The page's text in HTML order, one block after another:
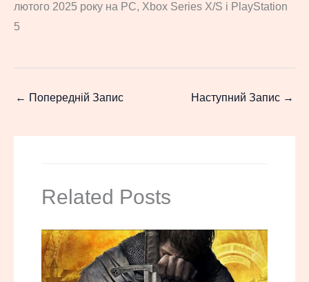
лютого 2025 року на PC, Xbox Series X/S і PlayStation
5
← Попередній Запис Наступний Запис →
Related Posts